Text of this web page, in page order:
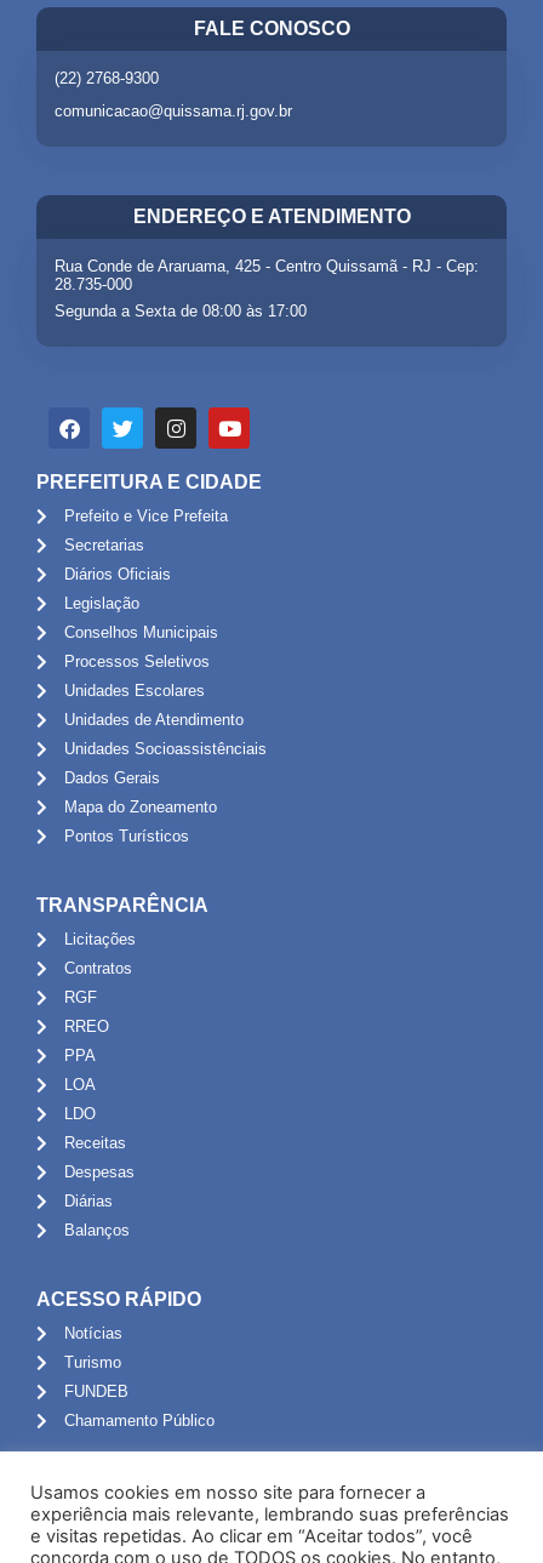
FALE CONOSCO
(22) 2768-9300
comunicacao@quissama.rj.gov.br
ENDEREÇO E ATENDIMENTO
Rua Conde de Araruama, 425 - Centro Quissamã - RJ - Cep:
28.735-000
Segunda a Sexta de 08:00 às 17:00
PREFEITURA E CIDADE
Prefeito e Vice Prefeita
Secretarias
Diários Oficiais
Legislação
Conselhos Municipais
Processos Seletivos
Unidades Escolares
Unidades de Atendimento
Unidades Socioassistênciais
Dados Gerais
Mapa do Zoneamento
Pontos Turísticos
TRANSPARÊNCIA
Licitações
Contratos
RGF
RREO
PPA
LOA
LDO
Receitas
Despesas
Diárias
Balanços
ACESSO RÁPIDO
Notícias
Turismo
FUNDEB
Chamamento Público
Portal do Servidor
Webmail
Usamos cookies em nosso site para fornecer a
experiência mais relevante, lembrando suas preferências
e visitas repetidas. Ao clicar em “Aceitar todos”, você
concorda com o uso de TODOS os cookies. No entanto,